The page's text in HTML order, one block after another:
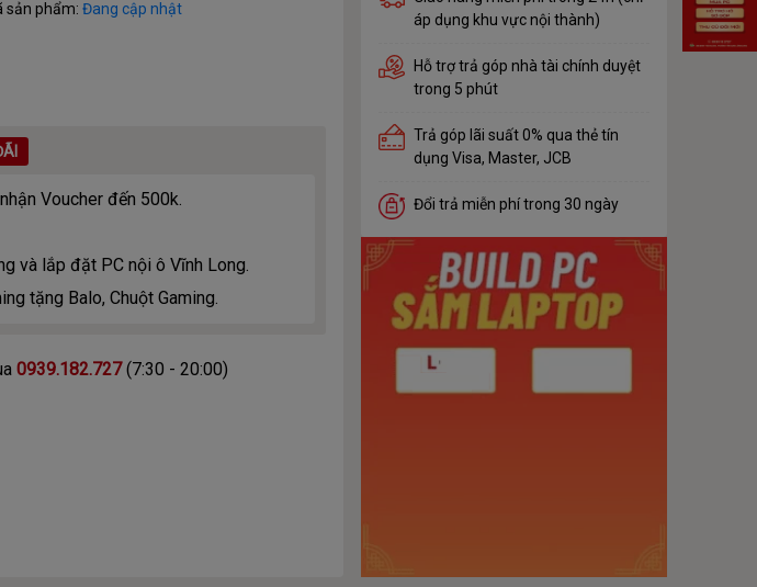
sản phẩm:Đang cập nhật
Voucher đến 500k.
và lắp đặt PC nội ô Vĩnh Long.
tặng Balo, Chuột Gaming.
0939.182.727(7:30 - 20:00)
áp dụng khu vực nội thành)
Hỗ trợ trả góp nhà tài chính duyệt
trong 5 phút
Trả góp lãi suất 0% qua thẻ tín
dụng Visa, Master, JCB
Đổi trả miễn phí trong 30 ngày